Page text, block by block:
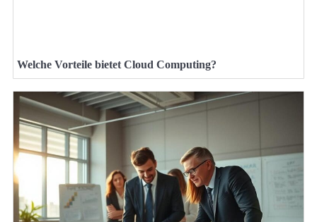
Welche Vorteile bietet Cloud Computing?